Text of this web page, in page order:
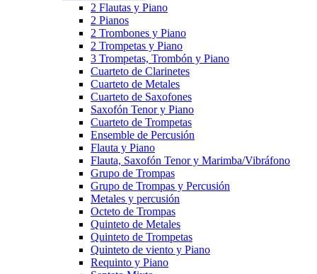
2 Flautas y Piano
2 Pianos
2 Trombones y Piano
2 Trompetas y Piano
3 Trompetas, Trombón y Piano
Cuarteto de Clarinetes
Cuarteto de Metales
Cuarteto de Saxofones
Saxofón Tenor y Piano
Cuarteto de Trompetas
Ensemble de Percusión
Flauta y Piano
Flauta, Saxofón Tenor y Marimba/Vibráfono
Grupo de Trompas
Grupo de Trompas y Percusión
Metales y percusión
Octeto de Trompas
Quinteto de Metales
Quinteto de Trompetas
Quinteto de viento y Piano
Requinto y Piano